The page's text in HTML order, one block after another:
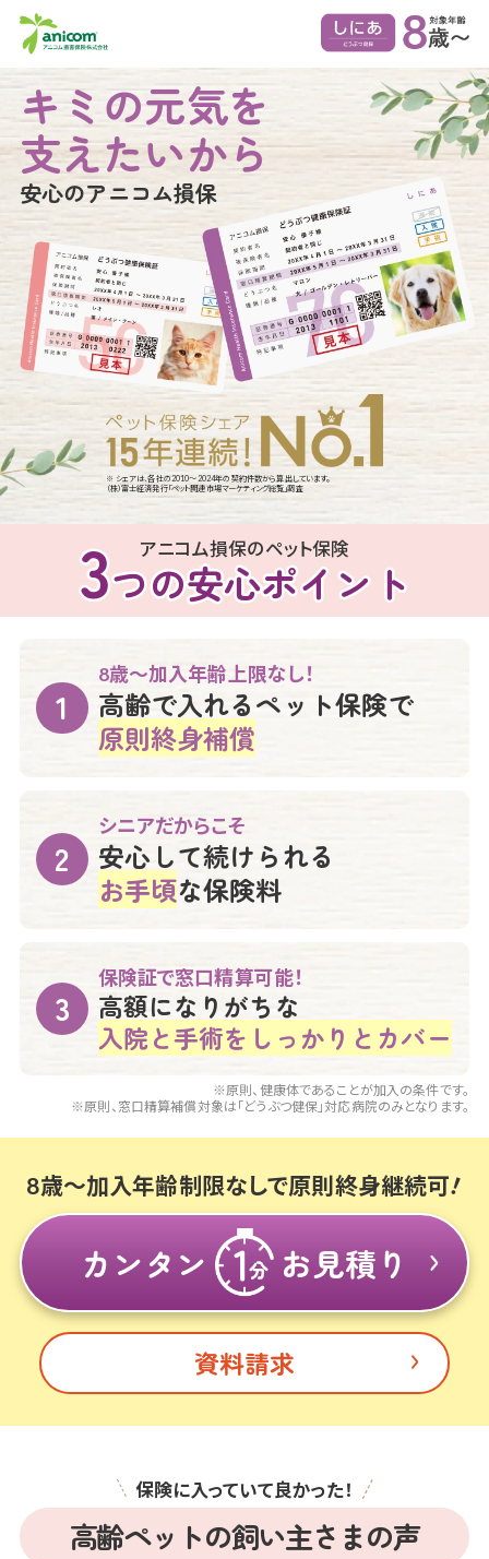
キミの元気を
支えたいから
安心のアニコム損保
※ シェアは、各社の2010～2024年の契約件数から算出しています。
（株）富士経済発行「ペット関連市場マーケティング総覧」調査
アニコム損保のペット保険
3つの安心ポイント
3つの安心ポイント
8歳～加入年齢上限なし！
高齢で入れるペット保険で
原則終身補償
シニアだからこそ
安心して続けられる
お手頃な保険料
保険証で窓口精算可能！
高額になりがちな
入院と手術をしっかりとカバー
※原則、健康体であることが加入の条件です。
※原則、窓口精算補償対象は「どうぶつ健保」対応病院のみとなります。
8歳～加入年齢制限なしで原則終身継続可
カンタン お見積り
資料請求
保険に入っていて良かった！
高齢ペットの飼い主さまの声